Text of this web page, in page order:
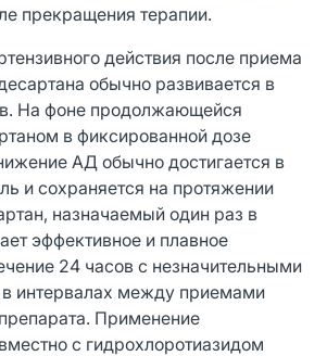
прекращения терапии.
действия после приема
обычно развивается в
На фоне продолжающейся
в фиксированной дозе
АД обычно достигается в
и сохраняется на протяжении
назначаемый один раз в
эффективное и плавное
24 часов с незначительными
интервалах между приемами
Применение
с гидрохлоротиазидом